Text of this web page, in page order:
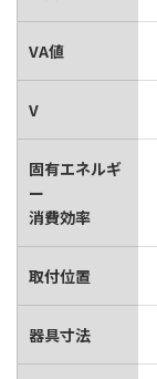
VA値
V
固有エネルギ
ー
消費効率
取付位置
器具寸法